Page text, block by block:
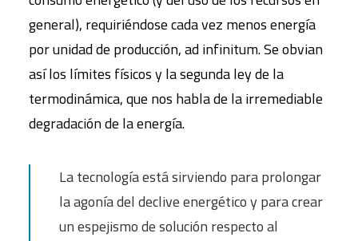
general), requiriéndose cada vez menos energía
por unidad de producción, ad infinitum. Se obvian
así los límites físicos y la segunda ley de la
termodinámica, que nos habla de la irremediable
degradación de la energía.
La tecnología está sirviendo para prolongar
la agonía del declive energético y para crear
un espejismo de solución respecto al